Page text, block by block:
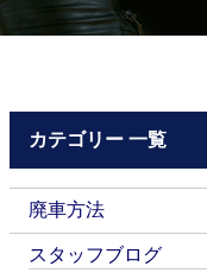
カテゴリー 一覧
廃車方法
スタッフブログ